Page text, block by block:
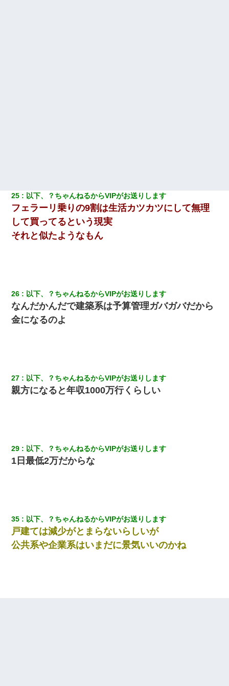
25 以下、？ちゃんねるからVIPがお送りします
フェラーリ乗りの9割は生活カツカツにして無理
して買ってるという現実
それと似たようなもん
26 以下、？ちゃんねるからVIPがお送りします
なんだかんだで建築系は予算管理ガバガバだから
金になるのよ
27 以下、？ちゃんねるからVIPがお送りします
親方になると年収1000万行くらしい
29 以下、？ちゃんねるからVIPがお送りします
1日最低2万だからな
35 以下、？ちゃんねるからVIPがお送りします
戸建ては減少がとまらないらしいが
公共系や企業系はいまだに景気いいのかね